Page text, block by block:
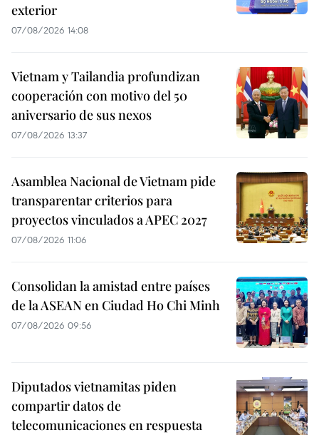
exterior
07/08/2026 14:08
Vietnam y Tailandia profundizan
cooperación con motivo del 50
aniversario de sus nexos
07/08/2026 13:37
Asamblea Nacional de Vietnam pide
transparentar criterios para
proyectos vinculados a APEC 2027
07/08/2026 11:06
Consolidan la amistad entre países
de la ASEAN en Ciudad Ho Chi Minh
07/08/2026 09:56
Diputados vietnamitas piden
compartir datos de
telecomunicaciones en respuesta